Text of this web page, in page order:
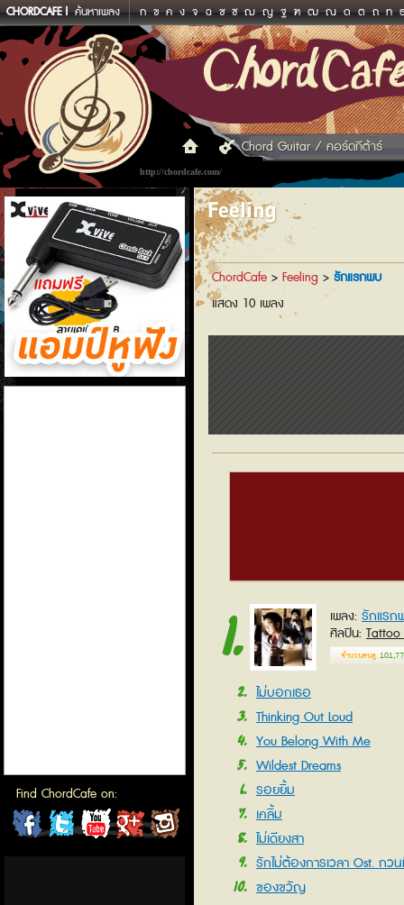
CHORDCAFE ค้นหาเพลง ก ข ค ง จ ฉ ช ซ ฌ ญ ฐ ฑ ฒ ณ ด ต ถ ท
http://chordcafe.com/
Chord Guitar / คอร์ดกีต้าร์
แอมป์หูฟัง
Find ChordCafe on:
ChordCafeChordCafeChordCafeChordCafe
Feeling
ChordCafe > Feeling > รักแรกพบ
แสดง 10 เพลง
1 เพลง รักแรก
ศิลปิน
จำนวนคนดู
2 ไม่บอกเธอ
3 Thinking Out Loud
4 You Belong With Me
5 Wildest Dreams
6 รอยยิ้ม
7 เคลิ้ม
8 ไม่เดียงสา
9 รักไม่ต้องการเวลา Ost. กว
10 ของขวัญ